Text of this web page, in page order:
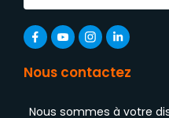
Nous contactez
Nous sommes à votre